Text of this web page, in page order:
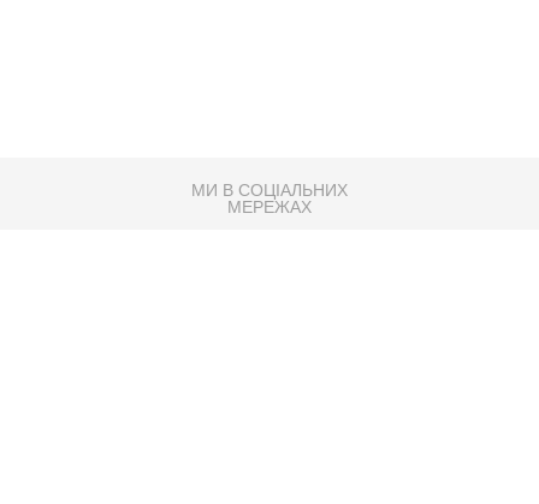
МИ В СОЦІАЛЬНИХ
МЕРЕЖАХ